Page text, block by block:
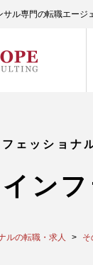
サル専門の転職エー
ェッショナ
ンフ
ルの転職・求人 そ